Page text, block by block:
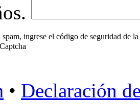
ingrese el código de seguridad de
• Declaración